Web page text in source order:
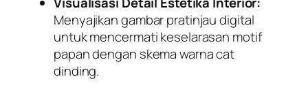
Menyajikan gambar pratinjau digital
untuk mencermati keselarasan motif
papan dengan skema warna cat
dinding.